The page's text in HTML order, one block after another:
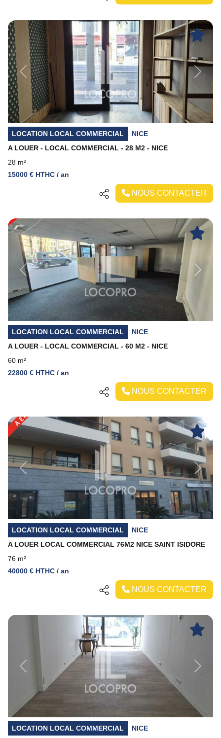
Previous Next
LOCATION LOCAL COMMERCIAL
NICE
A LOUER - LOCAL COMMERCIAL - 28 M2 - NICE
28 m²
15000 € HTHC / an
NOUS CONTACTER
Previous Next
LOCATION LOCAL COMMERCIAL
NICE
A LOUER - LOCAL COMMERCIAL - 60 M2 - NICE
60 m²
22800 € HTHC / an
NOUS CONTACTER
Previous Next
LOCATION LOCAL COMMERCIAL
NICE
A LOUER LOCAL COMMERCIAL 76M2 NICE SAINT ISIDORE
76 m²
40000 € HTHC / an
NOUS CONTACTER
Previous Next
LOCATION LOCAL COMMERCIAL
NICE